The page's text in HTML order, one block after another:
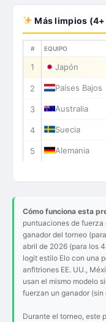
Más limpios
# EQUIPO
1 Japón
2 Países Bajos
3 Australia
4 Suecia
5 Alemania
Cómo funciona esta
puntuaciones de
ganador del torneo
abril de 2026 (para los
logit estilo Elo con una
anfitriones EE. UU.,
usan el mismo modelo
fuerzan un ganador
Durante el torneo, este